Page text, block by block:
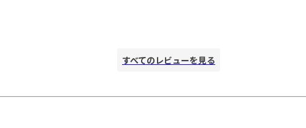
すべてのレビューを見る